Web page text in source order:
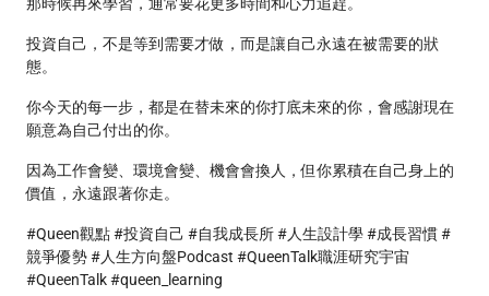
投資自己，不是等到需要才做，而是讓自己永遠在被需要的狀
態。
你今天的每一步，都是在替未來的你打底未來的你，會感謝現在
願意為自己付出的你。
因為工作會變、環境會變、機會會換人，但你累積在自己身上的
價值，永遠跟著你走。
#Queen觀點 #投資自己 #自我成長所 #人生設計學 #成長習慣 #
競爭優勢 #人生方向盤Podcast #QueenTalk職涯研究宇宙
#QueenTalk #queen_learning